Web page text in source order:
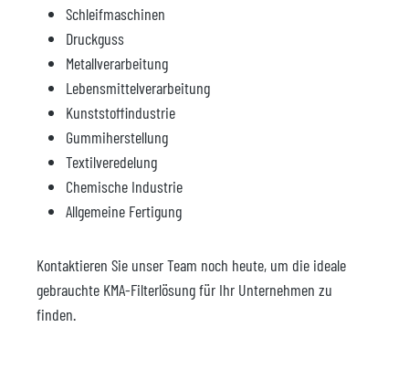
Schleifmaschinen
Druckguss
Metallverarbeitung
Lebensmittelverarbeitung
Kunststoffindustrie
Gummiherstellung
Textilveredelung
Chemische Industrie
Allgemeine Fertigung
Kontaktieren Sie unser Team noch heute, um die ideale
gebrauchte KMA-Filterlösung für Ihr Unternehmen zu
finden.